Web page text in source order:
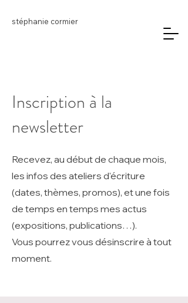
stéphanie cormier
Inscription à la
newsletter
Recevez, au début de chaque mois,
les infos des ateliers d'écriture
(dates, thèmes, promos), et une fois
de temps en temps mes actus
(expositions, publications…).
Vous pourrez vous désinscrire à tout
moment.